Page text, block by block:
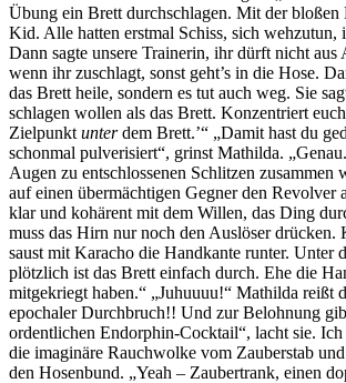
Übung ein Brett durchschlagen. Mit der
Kid. Alle hatten erstmal Schiss, sich wehzutun,
Dann sagte unsere Trainerin, ihr dürft nicht aus
wenn ihr zuschlagt, sonst geht’s in die Hose.
das Brett heile, sondern es tut auch weg. Sie
schlagen wollen als das Brett. Konzentriert
Zielpunkt unterdem Brett.’“ „Damit hast du
schonmal pulverisiert“, grinst Mathilda.
Augen zu entschlossenen Schlitzen zusammen
auf einen übermächtigen Gegner den Revolver
klar und kohärent mit dem Willen, das Ding
muss das Hirn nur noch den Auslöser
saust mit Karacho die Handkante runter. Unter
plötzlich ist das Brett einfach durch. Ehe die
mitgekriegt haben.“ „Juhuuuu!“ Mathilda reißt
epochaler Durchbruch!! Und zur Belohnung
ordentlichen Endorphin-Cocktail“, lacht sie. Ich
die imaginäre Rauchwolke vom Zauberstab
den Hosenbund. „Yeah – Zaubertrank, einen